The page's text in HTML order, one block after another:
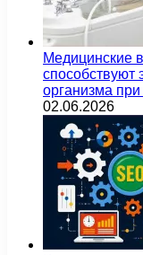
Медицинские
организма
02.06.2026